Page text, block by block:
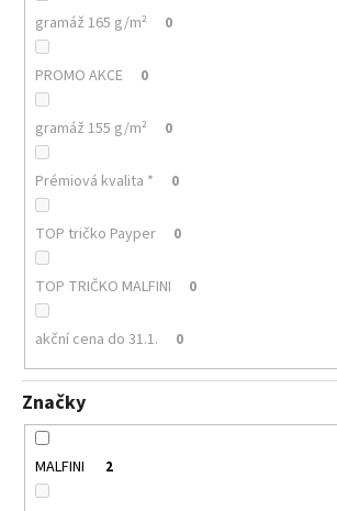
gramáž 165 g/m² 0
PROMO AKCE 0
gramáž 155 g/m² 0
Prémiová kvalita * 0
TOP tričko Payper 0
TOP TRIČKO MALFINI 0
akční cena do 31.1. 0
Značky
MALFINI 2